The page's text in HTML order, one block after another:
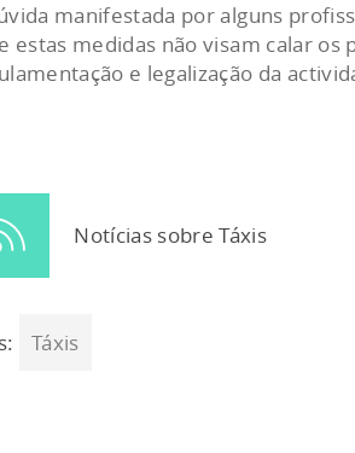
manifestada por alguns
estas medidas não visam calar
e legalização da
Notícias sobre Táxis
Táxis